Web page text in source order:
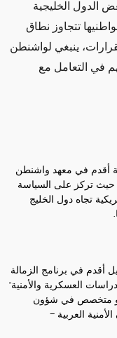
الدول الخليجية
تتجاوز نطاق
ينبغي لواشنطن
في التعامل مع
أقدم في معهد واشنطن
حيث تركز على السياسة
تجاه دول الخليج
أقدم في برنامج الزمالة
العسكرية والأمنية"
متخصص في شؤون
العربية -